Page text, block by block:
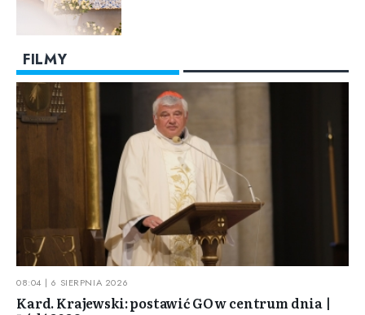
FILMY
08:04 | 6 SIERPNIA 2026
Kard. Krajewski: postawić GO w centrum dnia |